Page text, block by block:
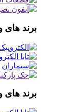
برند های
برند های